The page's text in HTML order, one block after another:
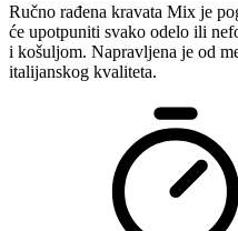
Ručno rađena kravata Mix je
će upotpuniti svako odelo ili
i košuljom. Napravljena je od
italijanskog kvaliteta.